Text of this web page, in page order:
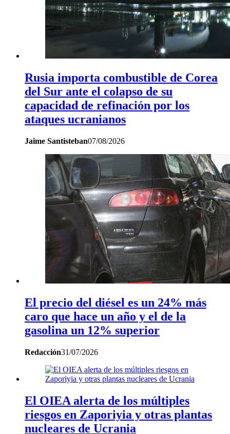
Rusia importa combustible de Corea
del Sur ante el colapso de su
capacidad de refinación por los
ataques ucranianos
Jaime Santisteban07/08/2026
El precio del diésel es un 24% más
caro que hace un año y el de la
gasolina un 12% superior
Redacción31/07/2026
El OIEA alerta de los múltiples
riesgos en Zaporiyia y otras plantas
nucleares de Ucrania